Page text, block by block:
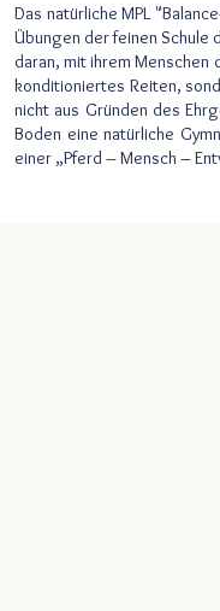
Das natürliche MPL
Übungen der feinen Schule
daran, mit ihrem Menschen
konditioniertes Reiten,
nicht aus Gründen des
Boden eine natürliche
einer „Pferd – Mensch –